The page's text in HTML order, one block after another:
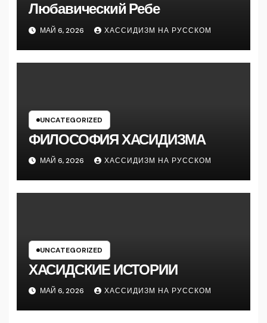
Любавический Ребе
МАЙ 6, 2026 ХАССИДИЗМ НА РУССКОМ
UNCATEGORIZED
ФИЛОСОФИЯ ХАСИДИЗМА
МАЙ 6, 2026 ХАССИДИЗМ НА РУССКОМ
UNCATEGORIZED
ХАСИДСКИЕ ИСТОРИИ
МАЙ 6, 2026 ХАССИДИЗМ НА РУССКОМ